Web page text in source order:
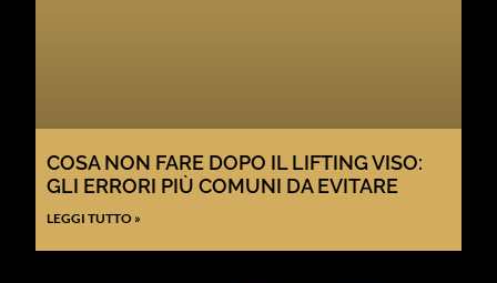
COSA NON FARE DOPO IL LIFTING VISO:
GLI ERRORI PIÙ COMUNI DA EVITARE
LEGGI TUTTO »